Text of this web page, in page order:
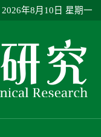
2026年8月10日 星期一